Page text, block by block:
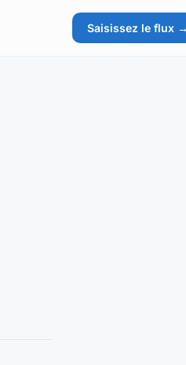
Saisissez le flux →